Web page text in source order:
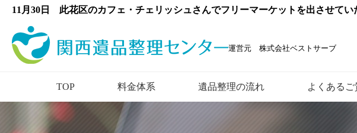
11月30日 此花区のカフェ・チェリッシュさんでフリーマーケットを出させて
運営元 株式会社ベストサーブ
TOP 料金体系 遺品整理の流れ よくあるご